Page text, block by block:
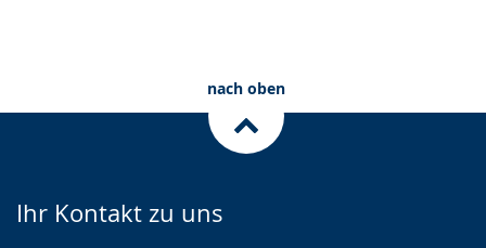
nach oben
Ihr Kontakt zu uns